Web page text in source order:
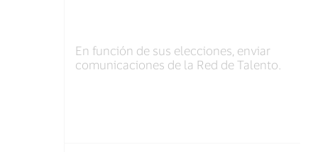
En función de sus elecciones, enviar
comunicaciones de la Red de Talento.